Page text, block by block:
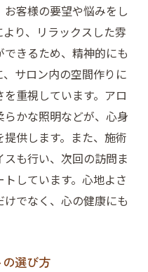
客様の要望や悩みをし
り、リラックスした雰
きるため、精神的にも
サロン内の空間作りに
重視しています。アロ
かな照明などが、心身
供します。また、施術
も行い、次回の訪問ま
しています。心地よさ
でなく、心の健康にも
選び方